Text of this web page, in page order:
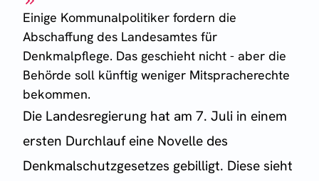
Einige Kommunalpolitiker fordern die
Abschaffung des Landesamtes für
Denkmalpflege. Das geschieht nicht - aber die
Behörde soll künftig weniger Mitspracherechte
bekommen.
Die Landesregierung hat am 7. Juli in einem
ersten Durchlauf eine Novelle des
Denkmalschutzgesetzes gebilligt. Diese sieht